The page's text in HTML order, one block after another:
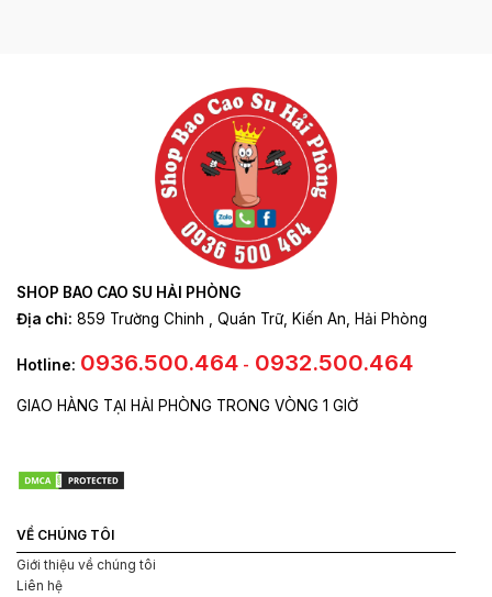
SHOP BAO CAO SU HẢI PHÒNG
Địa chỉ: 859 Trường Chinh , Quán Trữ, Kiến An, Hải Phòng
Hotline: 0936.500.464 - 0932.500.464
GIAO HÀNG TẠI HẢI PHÒNG TRONG VÒNG 1 GIỜ
VỀ CHÚNG TÔI
Giới thiệu về chúng tôi
Liên hệ